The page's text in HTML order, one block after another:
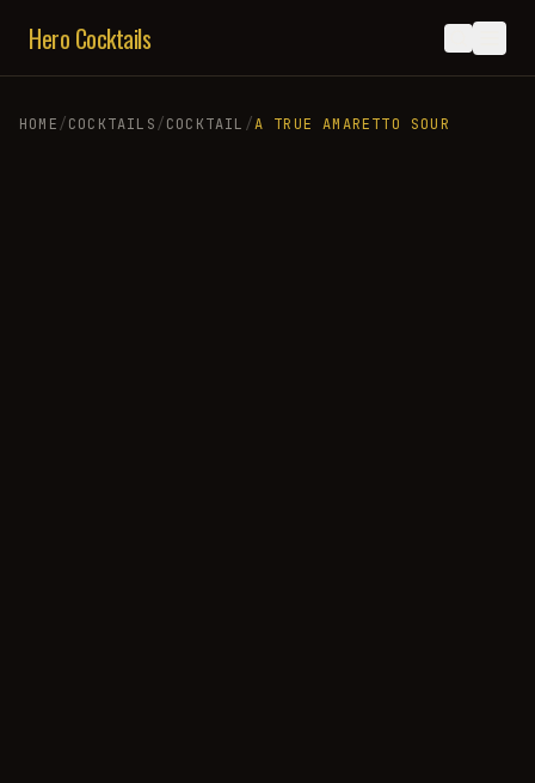
Hero Cocktails
HOME/COCKTAILS/COCKTAIL /A TRUE AMARETTO SOUR